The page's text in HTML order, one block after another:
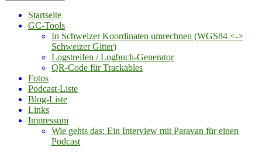
Startseite
GC-Tools
In Schweizer Koordinaten umrechnen (WGS84 <->
Schweizer Gitter)
Logstreifen / Logbuch-Generator
QR-Code für Trackables
Fotos
Podcast-Liste
Blog-Liste
Links
Impressum
Wie gehts das: Ein Interview mit Paravan für einen
Podcast